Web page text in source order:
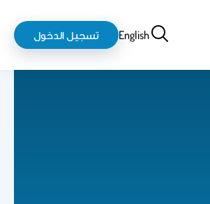
بحثEnglish
login-
logout
تسجيل الدخول